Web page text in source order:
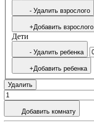
- Удалить взрослого
+Добавить взрослого
Дети
- Удалить ребенка
+Добавить ребенка
Удалить
Добавить комнату